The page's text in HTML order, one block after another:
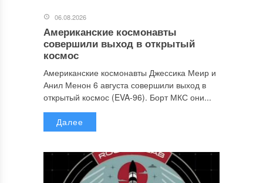
06.08.2026
Американские космонавты
совершили выход в открытый
космос
Американские космонавты Джессика Меир и
Анил Менон 6 августа совершили выход в
открытый космос (EVA-96). Борт МКС они...
Далее